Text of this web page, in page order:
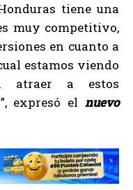
tiene una
muy competitivo,
en cuanto a
estamos viendo
atraer a estos
expresó el nuevo